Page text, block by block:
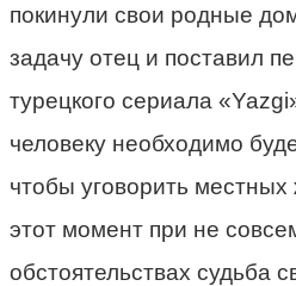
покинули свои родные
задачу отец и поставил
турецкого сериала
человеку необходимо
чтобы уговорить
этот момент при не
обстоятельствах судьба